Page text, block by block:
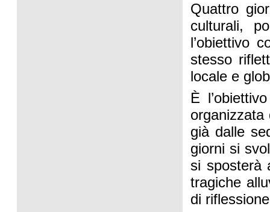
Quattro
culturali,
l’obiettivo
stesso
locale e
È
già dalle
giorni si
si sposterà
tragiche
di